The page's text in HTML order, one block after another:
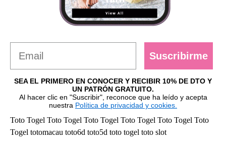
Suscribirme
SEA EL PRIMERO EN CONOCER Y RECIBIR 10% DE DTO Y
UN PATRÓN GRATUITO.
Al hacer clic en "Suscribir", reconoce que ha leído y acepta
nuestra Política de privacidad y cookies.
Toto Togel Toto Togel Toto Togel Toto Togel Toto Togel Toto
Togel totomacau toto6d toto5d toto togel toto slot